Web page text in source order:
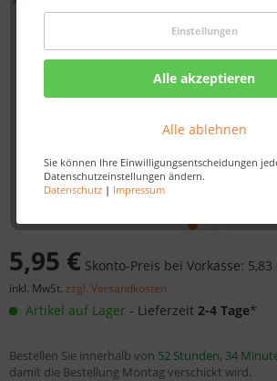
Einstellungen
Alle akzeptieren
Alle ablehnen
Sie können Ihre Einwilligungsentscheidungen
Datenschutzeinstellungen ändern.
Datenschutz| Impressum
5,95 € Skonto-Preis bei Vorkasse: 5,83
inkl. MwSt. zzgl. Versandkosten
Artikel auf Lager - Lieferzeit 2-4 Tage*
Bestellen Sie innerhalb von 52 Stunden, 34
damit die Bestellung Montag verschickt wird.